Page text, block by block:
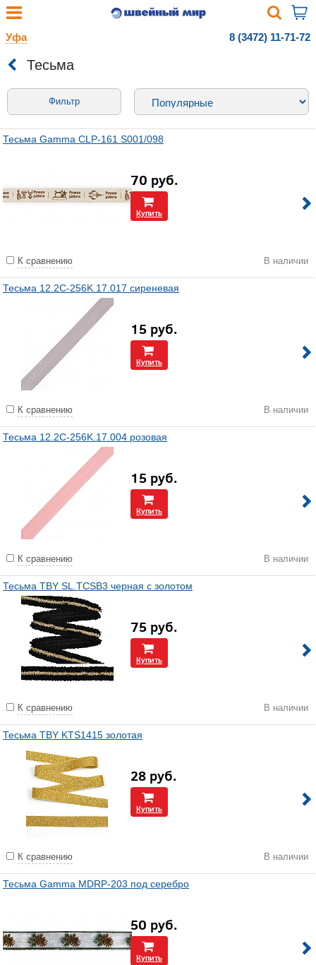
Уфа 8 (3472) 11-71-72
Тесьма
Фильтр
Тесьма Gamma CLP-161 S001/098
70 руб.
Купить
К сравнению В наличии
Тесьма 12.2C-256K.17.017 сиреневая
15 руб.
Купить
К сравнению В наличии
Тесьма 12.2C-256K.17.004 розовая
15 руб.
Купить
К сравнению В наличии
Тесьма TBY SL.TCSB3 черная с золотом
75 руб.
Купить
К сравнению В наличии
Тесьма TBY KTS1415 золотая
28 руб.
Купить
К сравнению В наличии
Тесьма Gamma MDRP-203 под серебро
50 руб.
Купить